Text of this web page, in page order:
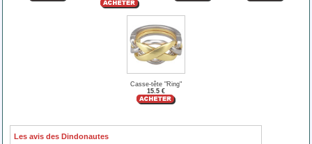
Casse-tête "Ring"
15.5 €
Les avis des Dindonautes